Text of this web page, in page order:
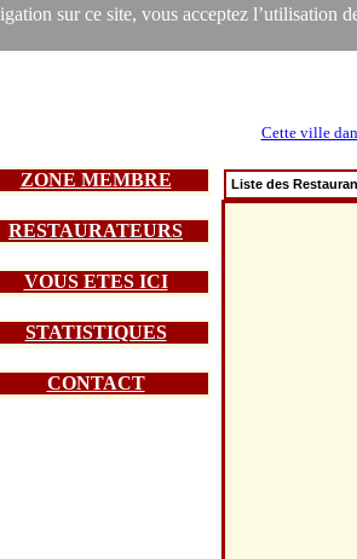
sur ce site, vous acceptez l’utilisation
Cette ville
ZONE MEMBRE
RESTAURATEURS
VOUS ETES ICI
STATISTIQUES
CONTACT
Liste des